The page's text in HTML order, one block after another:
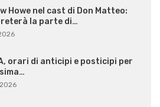
Howe nel cast di Don Matteo:
la parte di…
orari di anticipi e posticipi per